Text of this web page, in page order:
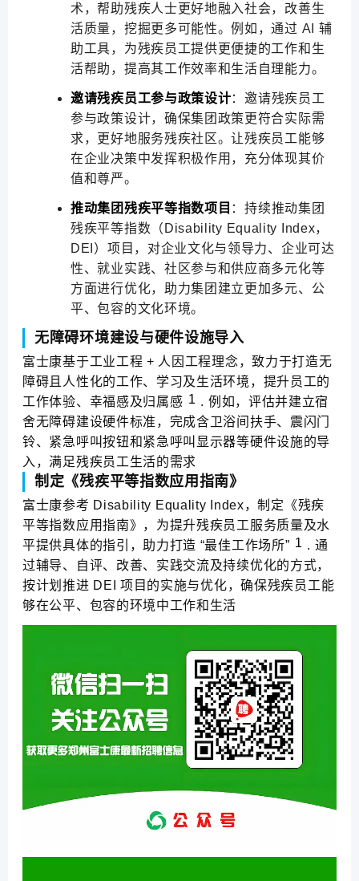
术，帮助残疾人士更好地融入社会，改善生
活质量，挖掘更多可能性。例如，通过 AI 辅
助工具，为残疾员工提供更便捷的工作和生
活帮助，提高其工作效率和生活自理能力。
邀请残疾员工参与政策设计：邀请残疾员工
参与政策设计，确保集团政策更符合实际需
求，更好地服务残疾社区。让残疾员工能够
在企业决策中发挥积极作用，充分体现其价
值和尊严。
推动集团残疾平等指数项目 ：持续推动集团
残疾平等指数（Disability Equality Index，
DEI）项目，对企业文化与领导力、企业可达
性、就业实践、社区参与和供应商多元化等
方面进行优化，助力集团建立更加多元、公
平、包容的文化环境。
无障碍环境建设与硬件设施导入
富士康基于工业工程 + 人因工程理念，致力于打造无
障碍且人性化的工作、学习及生活环境，提升员工的
工作体验、幸福感及归属感 1 . 例如，评估并建立宿
舍无障碍建设硬件标准，完成含卫浴间扶手、震闪门
铃、紧急呼叫按钮和紧急呼叫显示器等硬件设施的导
入，满足残疾员工生活的需求
制定《残疾平等指数应用指南》
富士康参考 Disability Equality Index，制定《残疾
平等指数应用指南》，为提升残疾员工服务质量及水
平提供具体的指引，助力打造 “最佳工作场所” 1 . 通
过辅导、自评、改善、实践交流及持续优化的方式，
按计划推进 DEI 项目的实施与优化，确保残疾员工能
够在公平、包容的环境中工作和生活